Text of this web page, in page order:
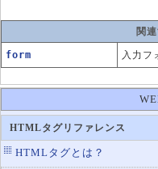
関
form 入力フ
HTMLタグリファレンス
HTMLタグとは？